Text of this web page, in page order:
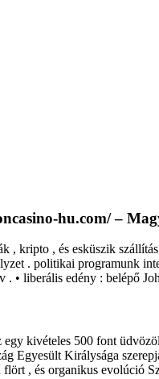
hu.com/ –
, kripto , és esküszik
. politikai programunk
• liberális edény : belépő
kivételes 500 font
Egyesült Királysága
, és organikus